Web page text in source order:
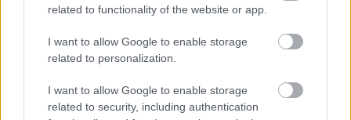
related to functionality of the website or app.
I want to allow Google to enable storage
related to personalization.
I want to allow Google to enable storage
related to security, including authentication
Το gadget από τα IKEA που κοστίζει κάτω από 2
ευρώ και θα βάλει σε τάξη το ντουλάπι της